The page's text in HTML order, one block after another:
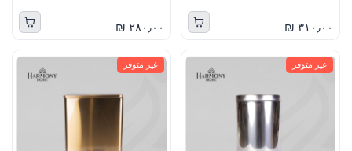
٣١٠٫٠٠ ₪ ٢٨٠٫٠٠ ₪
غير متوفر غير متوفر